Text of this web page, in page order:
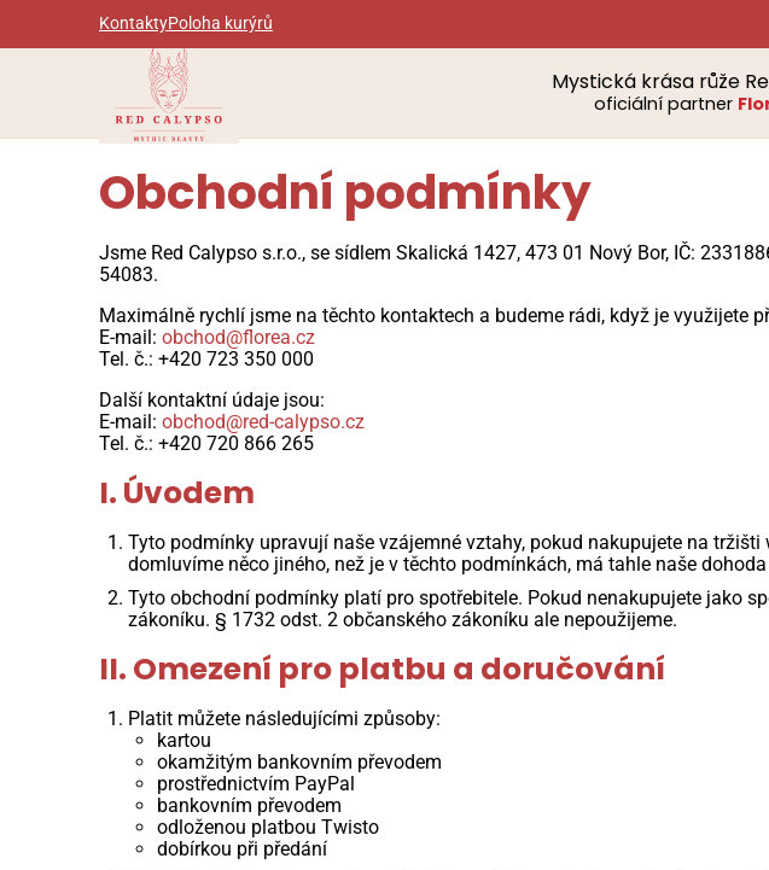
KontaktyPoloha kurýrů
Mystická krása růže
oficiální partner
Obchodní podmínky
Jsme Red Calypso s.r.o., se sídlem Skalická 1427, 473 01 Nový Bor, IČ:
54083.
Maximálně rychlí jsme na těchto kontaktech a budeme rádi, když je využijete
E-mail: obchod@florea.cz
Tel. č.: +420 723 350 000
Další kontaktní údaje jsou:
E-mail: obchod@red-calypso.cz
Tel. č.: +420 720 866 265
I. Úvodem
Tyto podmínky upravují naše vzájemné vztahy, pokud nakupujete na
domluvíme něco jiného, než je v těchto podmínkách, má tahle naše
Tyto obchodní podmínky platí pro spotřebitele. Pokud nenakupujete jako
zákoníku. § 1732 odst. 2 občanského zákoníku ale nepoužijeme.
II. Omezení pro platbu a doručování
Platit můžete následujícími způsoby:
kartou
okamžitým bankovním převodem
prostřednictvím PayPal
bankovním převodem
odloženou platbou Twisto
dobírkou při předání